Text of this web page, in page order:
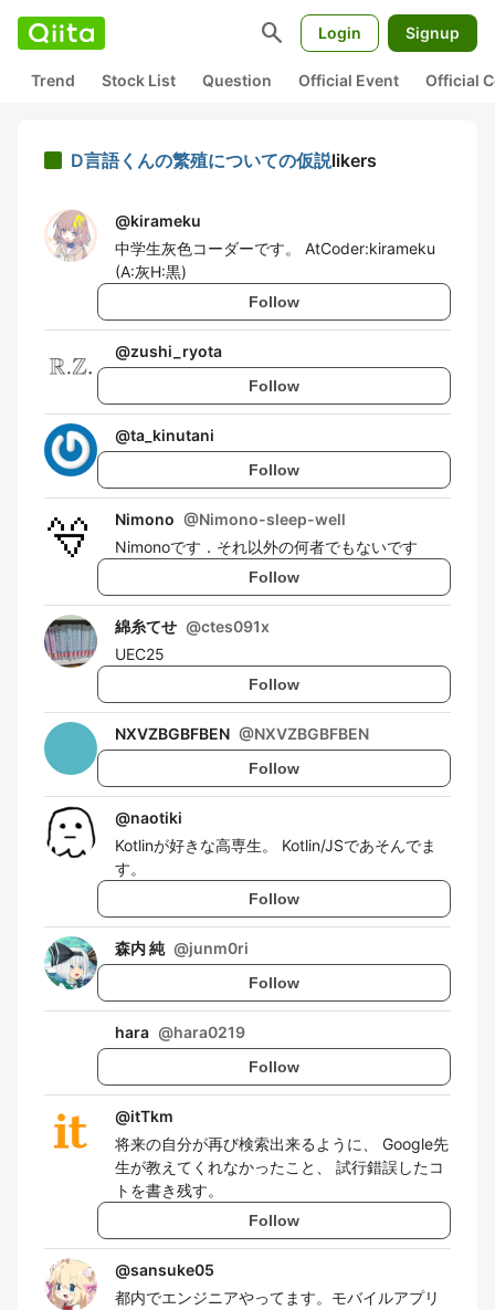
search Login Signup
Trend Stock List Question Official Event Official
D言語くんの繁殖についての仮説likers
@kirameku
中学生灰色コーダーです。 AtCoder:kirameku
(A:灰H:黒)
Follow
@zushi_ryota
Follow
@ta_kinutani
Follow
Nimono @Nimono-sleep-well
Nimonoです．それ以外の何者でもないです
Follow
綿糸てせ @ctes091x
UEC25
Follow
NXVZBGBFBEN @NXVZBGBFBEN
Follow
@naotiki
Kotlinが好きな高専生。 Kotlin/JSであそんでま
す。
Follow
森内 純 @junm0ri
Follow
hara @hara0219
Follow
@itTkm
将来の自分が再び検索出来るように、 Google先
生が教えてくれなかったこと、 試行錯誤したコ
トを書き残す。
Follow
@sansuke05
都内でエンジニアやってます。モバイルアプリ